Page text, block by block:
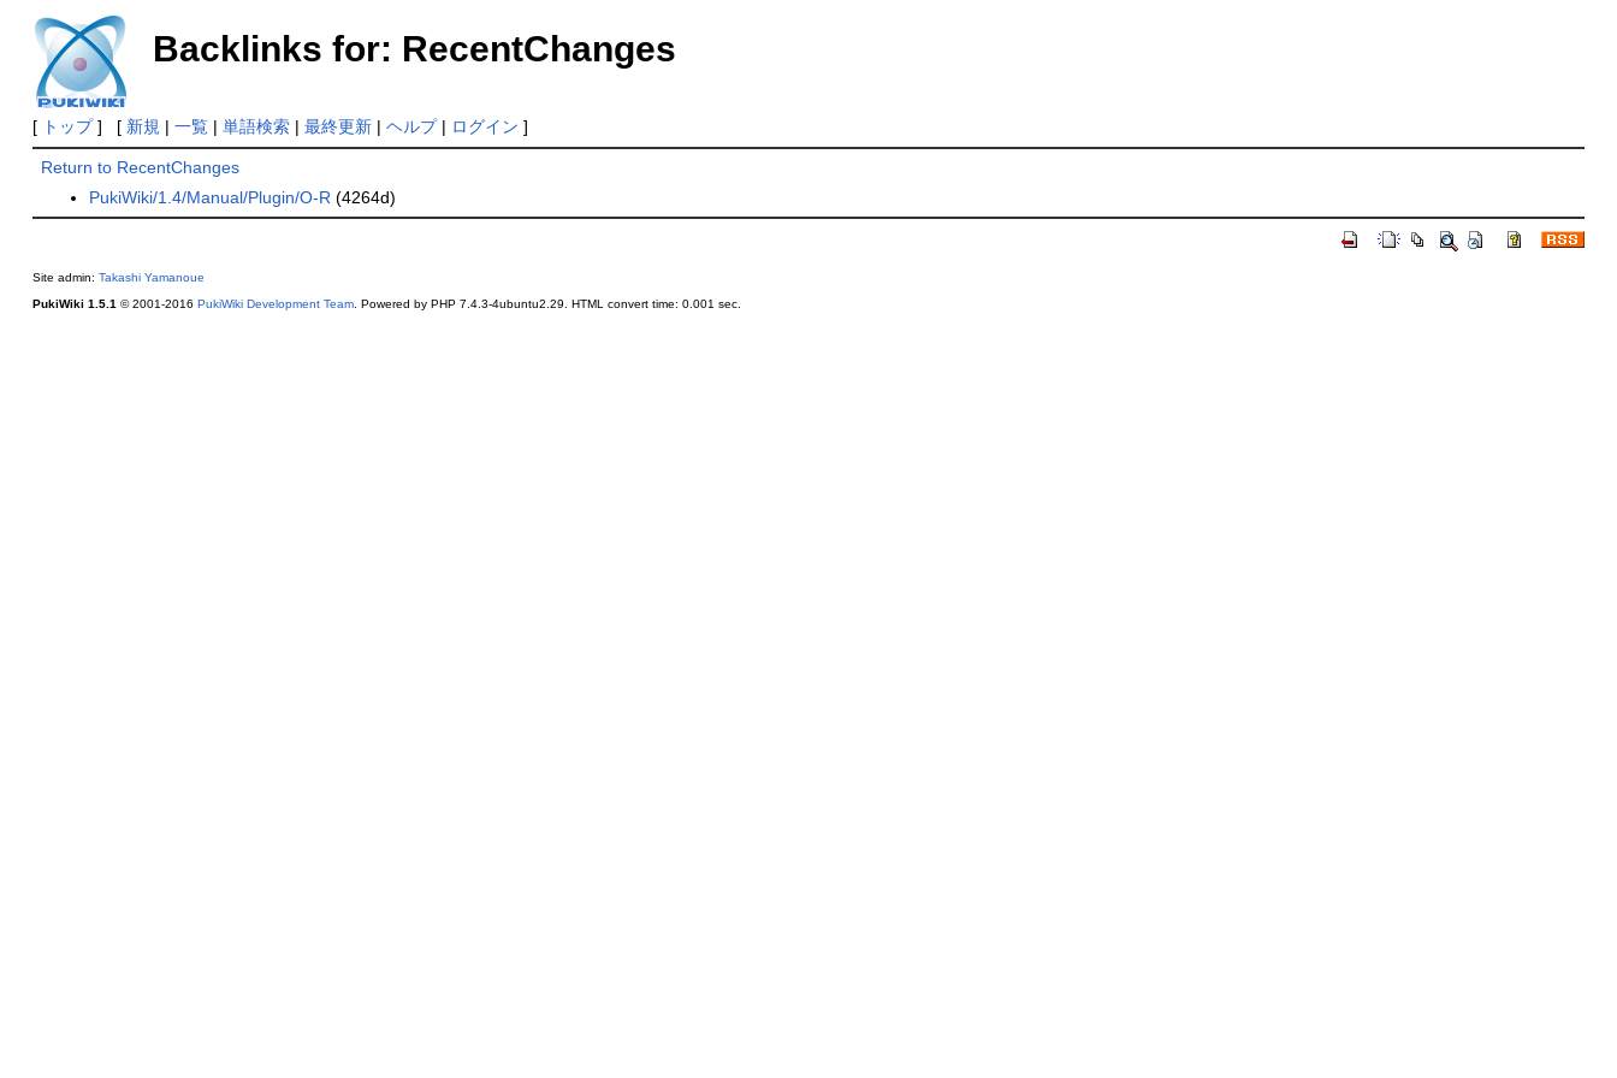
Backlinks for: RecentChanges
[ トップ] [ 新規 | 一覧| 単語検索| 最終更新| ヘルプ| ログイン ]
Return to RecentChanges
PukiWiki/1.4/Manual/Plugin/O-R (4264d)
Site admin: Takashi Yamanoue
PukiWiki 1.5.1 © 2001-2016 PukiWiki Development Team. Powered by PHP 7.4.3-4ubuntu2.29. HTML convert time: 0.001 sec.